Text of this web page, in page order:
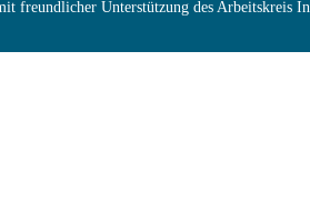
freundlicher Unterstützung des Arbeitskreis